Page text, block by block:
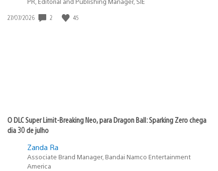
Data
27/07/2026 2 45
O DLC Super Limit-Breaking Neo, para Dragon Ball: Sparking Zero chega
dia 30 de julho
Zanda Ra
Associate Brand Manager, Bandai Namco Entertainment
America